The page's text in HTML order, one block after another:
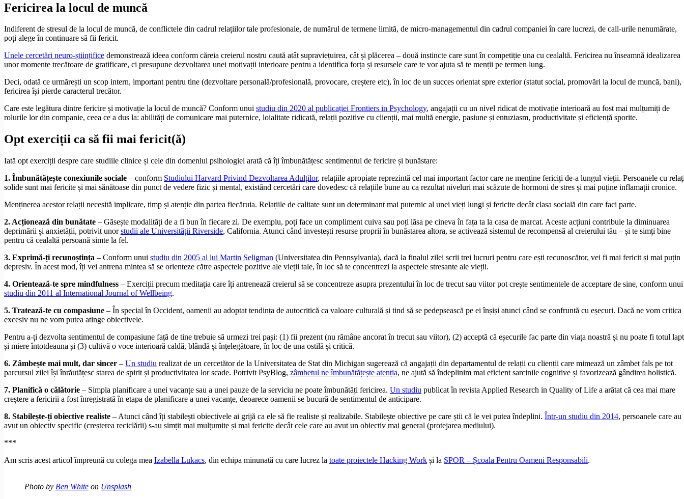
Fericirea la locul de muncă
Indiferent de stresul de la locul de muncă, de conflictele din cadrul relațiilor tale profesionale, de numărul de termene limită, de micro-managementul din cadrul companiei în care lucrezi, de call-urile nenumărate,
poți alege în continuare să fii fericit.
Unele cercetări neuro-științifice demonstrează ideea conform căreia creierul nostru caută atât supraviețuirea, cât și plăcerea – două instincte care sunt în competiție una cu cealaltă. Fericirea nu înseamnă idealizarea
unor momente trecătoare de gratificare, ci presupune dezvoltarea unei motivații interioare pentru a identifica forța și resursele care te vor ajuta să te menții pe termen lung.
Deci, odată ce urmărești un scop intern, important pentru tine (dezvoltare personală/profesională, provocare, creștere etc), în loc de un succes orientat spre exterior (statut social, promovări la locul de muncă, bani),
fericirea își pierde caracterul trecător.
Care este legătura dintre fericire și motivație la locul de muncă? Conform unui studiu din 2020 al publicației Frontiers in Psychology, angajații cu un nivel ridicat de motivație interioară au fost mai mulțumiți de
rolurile lor din companie, ceea ce a dus la: abilități de comunicare mai puternice, loialitate ridicată, relații pozitive cu clienții, mai multă energie, pasiune și entuziasm, productivitate și eficiență sporite.
Opt exerciții ca să fii mai fericit(ă)
Iată opt exerciții despre care studiile clinice și cele din domeniul psihologiei arată că îți îmbunătățesc sentimentul de fericire și bunăstare:
1. Îmbunătățește conexiunile sociale – conform Studiului Harvard Privind Dezvoltarea Adulților, relațiile apropiate reprezintă cel mai important factor care ne menține fericiți de-a lungul vieții. Persoanele cu
solide sunt mai fericite și mai sănătoase din punct de vedere fizic și mental, existând cercetări care dovedesc că relațiile bune au ca rezultat niveluri mai scăzute de hormoni de stres și mai puține inflamații cronice.
Menținerea acestor relații necesită implicare, timp și atenție din partea fiecăruia. Relațiile de calitate sunt un determinant mai puternic al unei vieți lungi și fericite decât clasa socială din care faci parte.
2. Acționează din bunătate – Găsește modalități de a fi bun în fiecare zi. De exemplu, poți face un compliment cuiva sau poți lăsa pe cineva în fața ta la casa de marcat. Aceste acțiuni contribuie la diminuarea
deprimării și anxietății, potrivit unorstudii ale Universității Riverside, California. Atunci când investești resurse proprii în bunăstarea altora, se activează sistemul de recompensă al creierului tău – și te simți bine
pentru că cealaltă persoană simte la fel.
3. Exprimă-ți recunoștința – Conform unui studiu din 2005 al lui Martin Seligman (Universitatea din Pennsylvania), dacă la finalul zilei scrii trei lucruri pentru care ești recunoscător, vei fi mai fericit și mai puțin
depresiv. În acest mod, îți vei antrena mintea să se orienteze către aspectele pozitive ale vieții tale, în loc să te concentrezi la aspectele stresante ale vieții.
4. Orientează-te spre mindfulness – Exerciții precum meditația care îți antrenează creierul să se concentreze asupra prezentului în loc de trecut sau viitor pot crește sentimentele de acceptare de sine, conform unui
studiu din 2011 al International Journal of Wellbeing.
5. Tratează-te cu compasiune – În special în Occident, oamenii au adoptat tendința de autocritică ca valoare culturală și tind să se pedepsească pe ei înșiși atunci când se confruntă cu eșecuri. Dacă ne vom critica
excesiv nu ne vom putea atinge obiectivele.
Pentru a-ți dezvolta sentimentul de compasiune față de tine trebuie să urmezi trei pași: (1) fii prezent (nu rămâne ancorat în trecut sau viitor), (2) acceptă că eșecurile fac parte din viața noastră și nu poate fi totul
și miere întotdeauna și (3) cultivă o voce interioară caldă, blândă și înțelegătoare, în loc de una ostilă și critică.
6. Zâmbește mai mult, dar sincer – Un studiu realizat de un cercetător de la Universitatea de Stat din Michigan sugerează că angajații din departamentul de relații cu clienții care mimează un zâmbet fals pe tot
parcursul zilei își înrăutățesc starea de spirit și productivitatea lor scade. Potrivit PsyBlog, zâmbetul ne îmbunătățește atenția, ne ajută să îndeplinim mai eficient sarcinile cognitive și favorizează gândirea holistică.
7. Planifică o călătorie – Simpla planificare a unei vacanțe sau a unei pauze de la serviciu ne poate îmbunătăți fericirea. Un studiu publicat în revista Applied Research in Quality of Life a arătat că cea mai mare
creștere a fericirii a fost înregistrată în etapa de planificare a unei vacanțe, deoarece oamenii se bucură de sentimentul de anticipare.
8. Stabilește-ți obiective realiste – Atunci când îți stabilești obiectivele ai grijă ca ele să fie realiste și realizabile. Stabilește obiective pe care știi că le vei putea îndeplini. Într-un studiu din 2014, persoanele care au
avut un obiectiv specific (creșterea reciclării) s-au simțit mai mulțumite și mai fericite decât cele care au avut un obiectiv mai general (protejarea mediului).
***
Am scris acest articol împreună cu colega mea Izabella Lukacs, din echipa minunată cu care lucrez la toate proiectele Hacking Work și la SPOR – Școala Pentru Oameni Responsabili.
Photo by Ben White on Unsplash